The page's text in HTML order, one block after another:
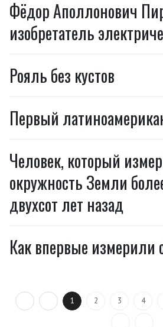
Фёдор Аполлонович
изобретатель
Рояль без кустов
Первый
Человек, который
окружность Земли
двухсот лет назад
Как впервые измерили
1 2 3 4